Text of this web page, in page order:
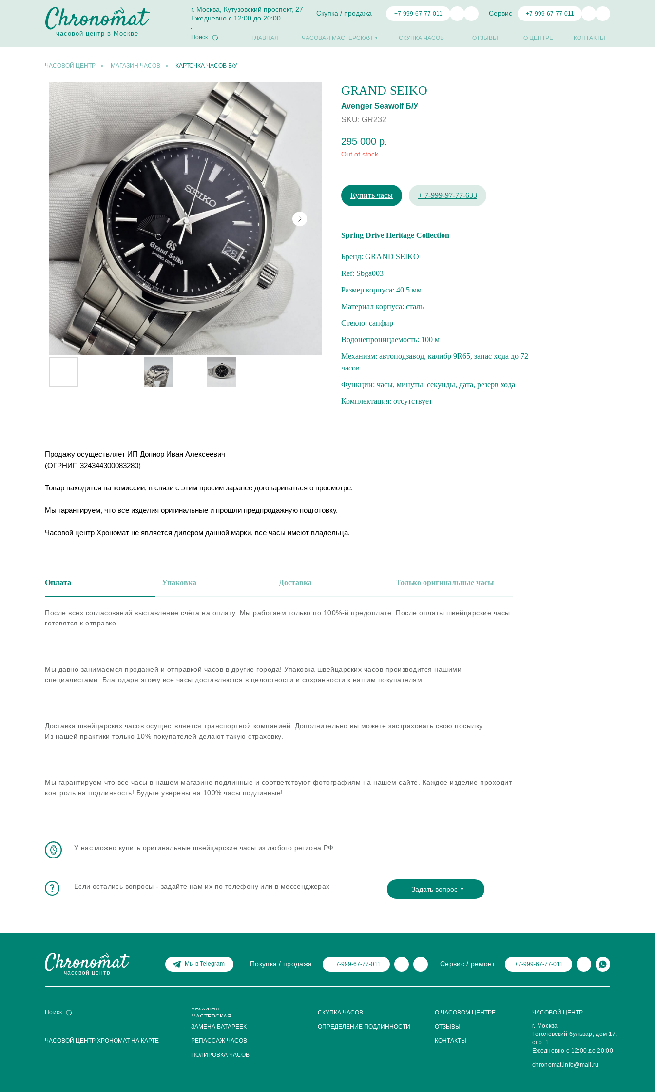
г. Москва, Кутузовский проспект, 27
Ежедневно с 12:00 до 20:00
Скупка / продажа Сервис
ГЛАВНАЯ ЧАСОВАЯ МАСТЕРСКАЯ СКУПКА ЧАСОВ ОТЗЫВЫ О ЦЕНТРЕ КОНТАКТЫ
Поиск
часовой центр в Москве
+7-999-67-77-011 +7-999-67-77-011
ЧАСОВОЙ ЦЕНТР » МАГАЗИН ЧАСОВ » КАРТОЧКА ЧАСОВ Б/У
GRAND SEIKO
Avenger Sеаwоlf Б/У
SKU: GR232
295 000 р.
Out of stock
Купить часы + 7-999-97-77-633
Spring Drive Heritаgе Сolleсtiоn
Бренд: GRAND SEIKO
Ref: Sbga003
Размер корпуса: 40.5 мм
Материал корпуса: сталь
Стекло: cапфиp
Вoдoнепроницaeмость: 100 м
Механизм: автoподзавoд, калибp 9R65, зaпаc xoдa до 72
чacoв
Функции: чaсы, минуты, секунды, дата, резерв хода
Комплектация: отсутствует
Продажу осуществляет ИП Допиор Иван Алексеевич
(ОГРНИП 324344300083280)
Товар находится на комиссии, в связи с этим просим заранее договариваться о просмотре.
Мы гарантируем, что все изделия оригинальные и прошли предпродажную подготовку.
Часовой центр Хрономат не является дилером данной марки, все часы имеют владельца.
Оплата Упаковка Доставка Только оригинальные часы
После всех согласований выставление счёта на оплату. Мы работаем только по 100%-й предоплате. После оплаты швейцарские часы
готовятся к отправке.
Мы давно занимаемся продажей и отправкой часов в другие города! Упаковка швейцарских часов производится нашими
специалистами. Благодаря этому все часы доставляются в целостности и сохранности к нашим покупателям.
Доставка швейцарских часов осуществляется транспортной компанией. Дополнительно вы можете застраховать свою посылку.
Из нашей практики только 10% покупателей делают такую страховку.
Мы гарантируем что все часы в нашем магазине подлинные и соответствуют фотографиям на нашем сайте. Каждое изделие проходит
контроль на подлинность! Будьте уверены на 100% часы подлинные!
У нас можно купить оригинальные швейцарские часы из любого региона РФ
Задать вопрос
Если остались вопросы - задайте нам их по телефону или в мессенджерах
Сервис / ремонт
ЧАСОВАЯ
МАСТЕРСКАЯ
СКУПКА ЧАСОВ
ОТЗЫВЫ
О ЧАСОВОМ ЦЕНТРЕ
КОНТАКТЫ
chronomat.info@mail.ru
Мы в Telegram
ЧАСОВОЙ ЦЕНТР ХРОНОМАТ НА КАРТЕ
г. Москва,
Гоголевский бульвар, дом 17,
стр. 1
Ежедневно с 12:00 до 20:00
ЧАСОВОЙ ЦЕНТР
Покупка / продажа
Поиск
часовой центр
+7-999-67-77-011 +7-999-67-77-011
ОПРЕДЕЛЕНИЕ ПОДЛИННОСТИ
ЗАМЕНА БАТАРЕЕК
РЕПАССАЖ ЧАСОВ
ПОЛИРОВКА ЧАСОВ